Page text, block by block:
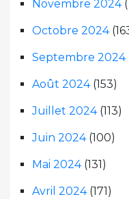
Novembre 2024
Octobre 2024
Septembre 2024
Août 2024(153)
Juillet 2024(113)
Juin 2024(100)
Mai 2024(131)
Avril 2024(171)